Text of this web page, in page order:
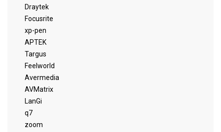
Draytek
Focusrite
xp-pen
APTEK
Targus
Feelworld
Avermedia
AVMatrix
LanGi
q7
zoom